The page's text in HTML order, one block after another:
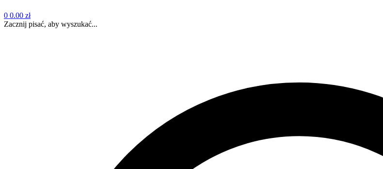
0 0.00 zł
Zacznij pisać, aby wyszukać...